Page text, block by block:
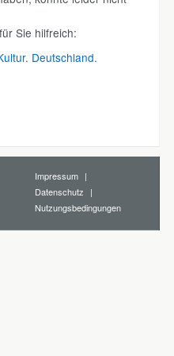
Sie hilfreich:
Deutschland.
Impressum
Datenschutz
Nutzungsbedingungen